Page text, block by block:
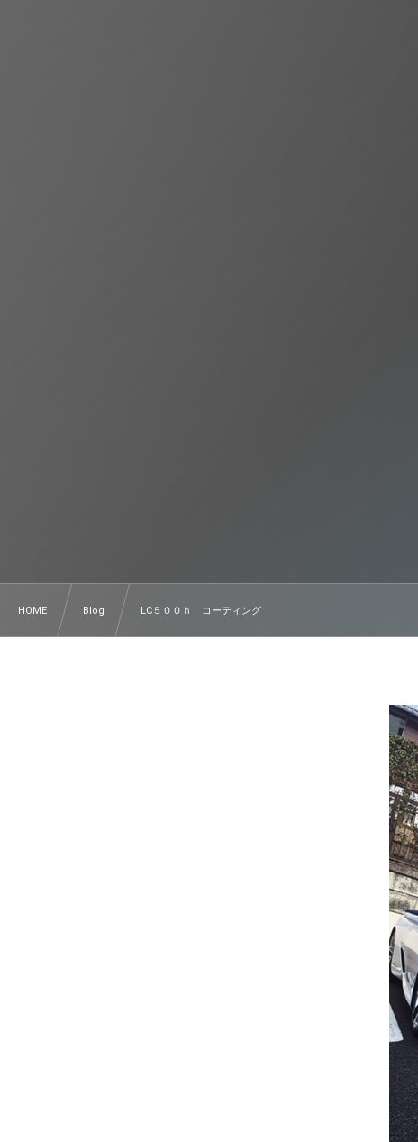
HOME Blog LC５００ｈ コーティング